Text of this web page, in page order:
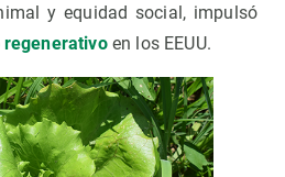
y equidad social, impulsó
en los EEUU.